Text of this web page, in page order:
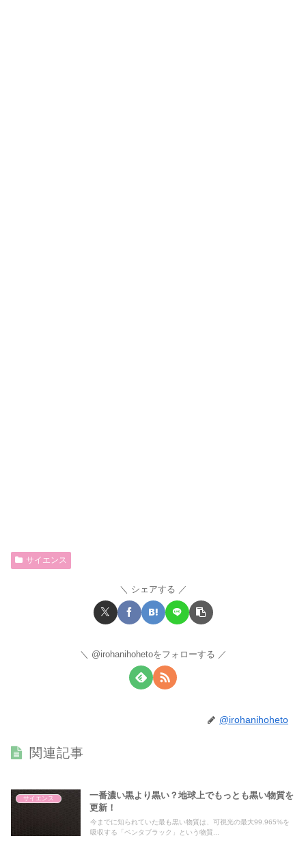
サイエンス
シェアする
@irohanihohetoをフォローする
@irohanihoheto
関連記事
サイエンス
一番濃い黒より黒い？地球上でもっとも黒い物質を
更新！
今までに知られていた最も黒い物質は、可視光の最大99.965%を
吸収する「ベンタブラック」という物質...